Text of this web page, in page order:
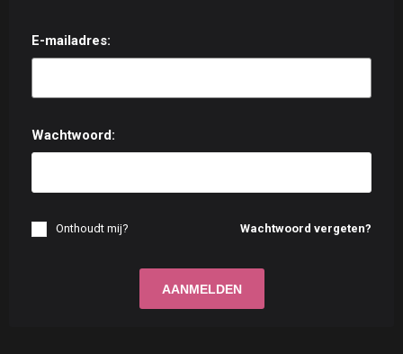
E-mailadres:
Wachtwoord:
Wachtwoord vergeten?
Onthoudt mij?